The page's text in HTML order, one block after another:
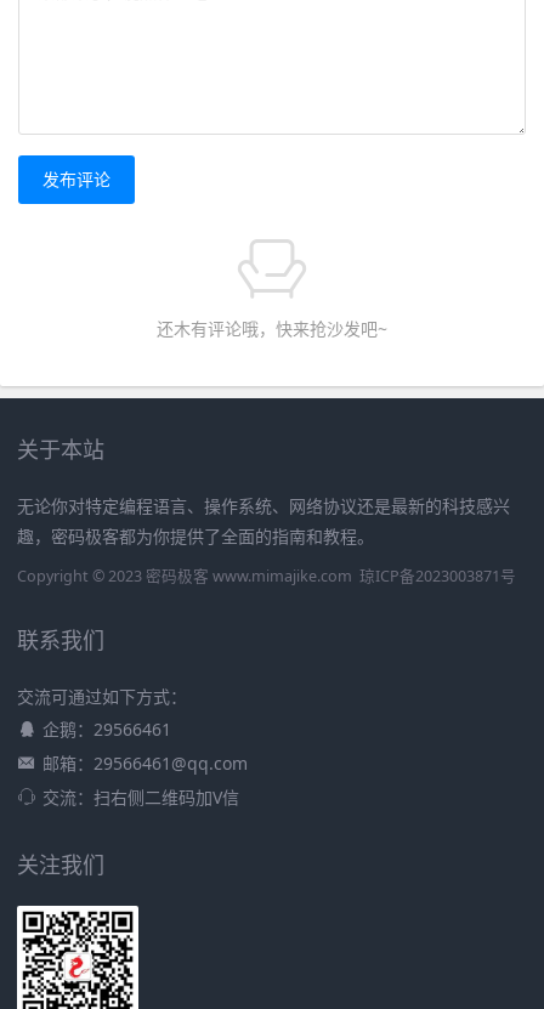
发布评论
还木有评论哦，快来抢沙发吧~
关于本站
无论你对特定编程语言、操作系统、网络协议还是最新的科技感兴
趣，密码极客都为你提供了全面的指南和教程。
Copyright © 2023 密码极客 www.mimajike.com 琼ICP备2023003871号
联系我们
交流可通过如下方式：
企鹅：29566461
邮箱：29566461@qq.com
交流：扫右侧二维码加V信
关注我们